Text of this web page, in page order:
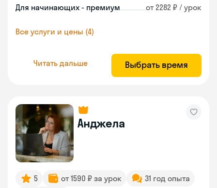
Для начинающих - премиум от 2282 ₽ / урок
Все услуги и цены (4)
Читать дальше Выбрать время
Анджела
5 от 1590 ₽ за урок
31 год опыта